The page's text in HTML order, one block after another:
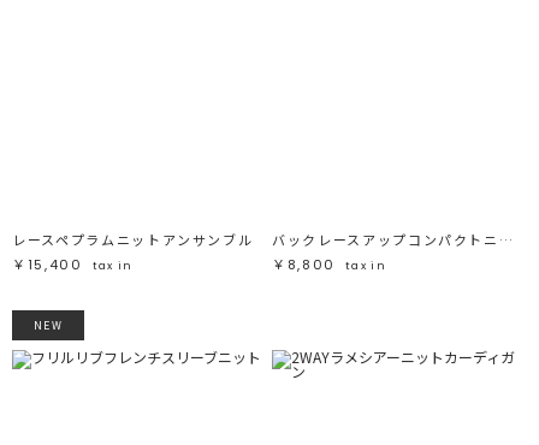
レースペプラムニットアンサンブル
￥15,400
tax in
バックレースアップコンパクトニット
￥8,800
tax in
NEW